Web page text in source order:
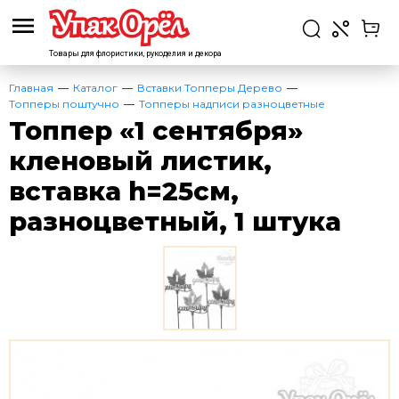
Товары для флористики, рукоделия и декора
Главная Каталог
Вставки Топперы Дерево
Топперы поштучно
Топперы надписи разноцветные
Топпер «1 сентября»
кленовый листик,
вставка h=25см,
разноцветный, 1 штука